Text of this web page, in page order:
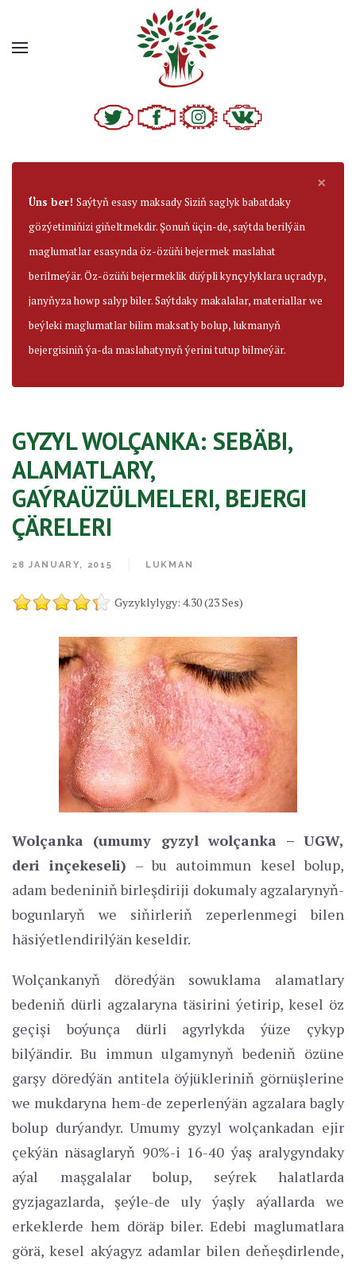
×
Üns ber! Saýtyň esasy maksady Siziň saglyk babatdaky
gözýetimiňizi giňeltmekdir. Şonuň üçin-de, saýtda berilýän
maglumatlar esasynda öz-özüňi bejermek maslahat
berilmeýär. Öz-özüňi bejermeklik düýpli kynçylyklara uçradyp,
janyňyza howp salyp biler. Saýtdaky makalalar, materiallar we
beýleki maglumatlar bilim maksatly bolup, lukmanyň
bejergisiniň ýa-da maslahatynyň ýerini tutup bilmeýär.
GYZYL WOLÇANKA: SEBÄBI,
ALAMATLARY,
GAÝRAÜZÜLMELERI, BEJERGI
ÇÄRELERI
28 JANUARY, 2015 LUKMAN
Gyzyklylygy: 4.30 (23 Ses)
Wolçanka (umumy gyzyl wolçanka – UGW,
deri inçekeseli) – bu autoimmun kesel bolup,
adam bedeniniň birleşdiriji dokumaly agzalarynyň-
bogunlaryň we siňirleriň zeperlenmegi bilen
häsiýetlendirilýän keseldir.
Wolçankanyň döredýän sowuklama alamatlary
bedeniň dürli agzalaryna täsirini ýetirip, kesel öz
geçişi boýunça dürli agyrlykda ýüze çykyp
bilýändir. Bu immun ulgamynyň bedeniň özüne
garşy döredýän antitela öýjükleriniň görnüşlerine
we mukdaryna hem-de zeperlenýän agzalara bagly
bolup durýandyr. Umumy gyzyl wolçankadan ejir
çekýän näsaglaryň 90%-i 16-40 ýaş aralygyndaky
aýal maşgalalar bolup, seýrek halatlarda
gyzjagazlarda, şeýle-de uly ýaşly aýallarda we
erkeklerde hem döräp biler. Edebi maglumatlara
görä, kesel akýagyz adamlar bilen deňeşdirlende,